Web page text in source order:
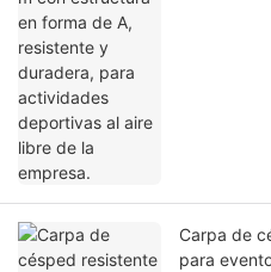
Carpa de
para